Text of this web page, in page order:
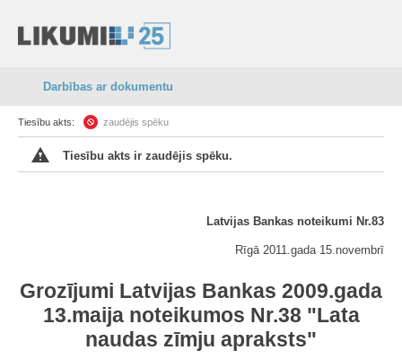
Darbības ar dokumentu
Tiesību akts: zaudējis spēku
Tiesību akts ir zaudējis spēku.
Latvijas Bankas noteikumi Nr.83
Rīgā 2011.gada 15.novembrī
Grozījumi Latvijas Bankas 2009.gada
13.maija noteikumos Nr.38 "Lata
naudas zīmju apraksts"